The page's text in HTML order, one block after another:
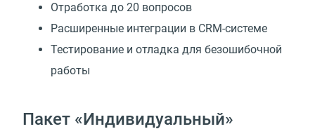
Отработка до 20 вопросов
Расширенные интеграции в CRM-системе
Тестирование и отладка для безошибочной
работы
Пакет «Индивидуальный»